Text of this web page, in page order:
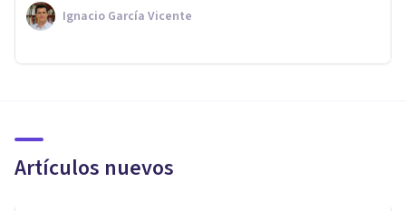
Ignacio García Vicente
Artículos nuevos